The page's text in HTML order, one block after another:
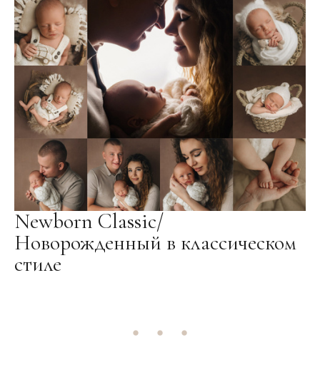
Newborn Classic/
Новорожденный в классическом
стиле